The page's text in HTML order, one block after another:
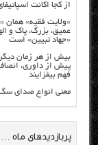
از کجا اکانت اسپاتیفای پرمیوم
«ولایت فقیه» همان
عمیق، بزرگ، پاک و
«جهاد تبیین» است
بیش از هر زمان
پیش از داوری،
فهم بیفزایند
معنی انواع صدای
پربازدیدهای ماه …